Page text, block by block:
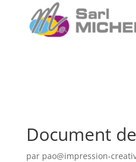
Document
par pao@impression-